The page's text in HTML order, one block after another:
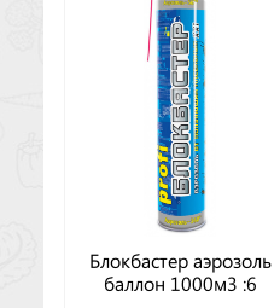
Блокбастер аэрозоль
баллон 1000м3 :6